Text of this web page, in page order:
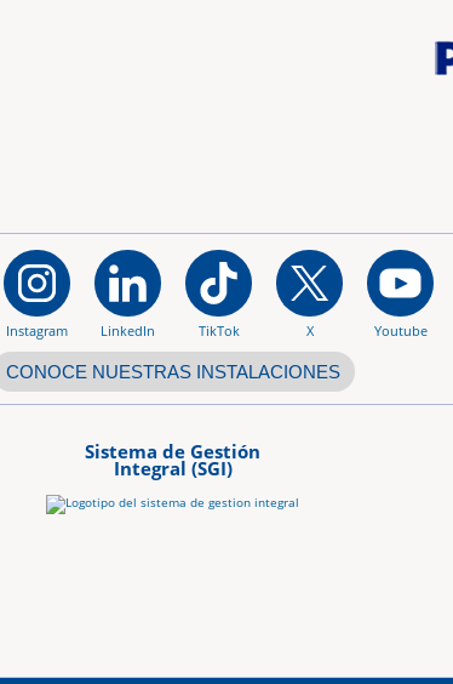
Instagram LinkedIn TikTok X Youtube
CONOCE NUESTRAS INSTALACIONES
Sistema de Gestión
Integral (SGI)